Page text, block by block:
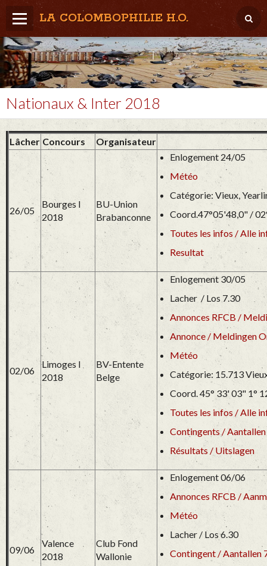
LA COLOMBOPHILIE H.O.
Home
Météo / Het weer
Lâcher / Los
Result. clubs, Provincial, (Inter)National
RFCB / KBDB
Nationaux & Inter 2018
Lâcher Concours Organisateur
26/05
Bourges I
2018
BU-Union
Brabanconne
Enlogement 24/05
Météo
Catégorie: Vieux,
Coord.47°05'48,0" /
Toutes les infos / Alle
Resultat
02/06
Limoges I
2018
BV-Entente
Belge
Enlogement 30/05
Lacher / Los 7.30
Annonces RFCB /
Annonce / Meldingen
Météo
Catégorie: 15.713
Coord. 45° 33' 03" 1°
Toutes les infos / Alle
Contingents / Aantallen
Résultats / Uitslagen
09/06
Valence
2018
Club Fond
Wallonie
Enlogement 06/06
Annonces RFCB /
Météo
Lacher / Los 6.30
Contingent / Aantallen